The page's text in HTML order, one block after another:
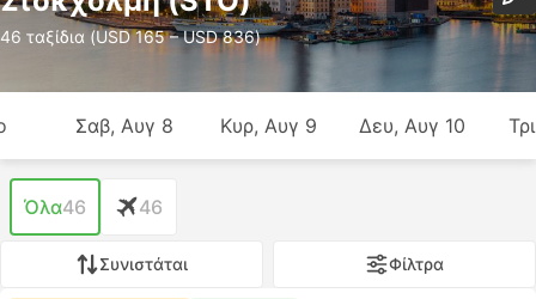
46 ταξίδια (USD 165 – USD 836)
Σαβ, Αυγ 8 Κυρ, Αυγ 9 Δευ, Αυγ 10
Όλα46 46
Συνιστάται Φίλτρα